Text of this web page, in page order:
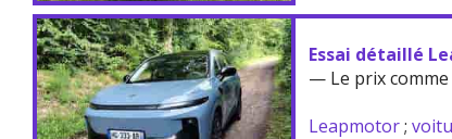
Essai détaillé
— Le prix
Leapmotor;